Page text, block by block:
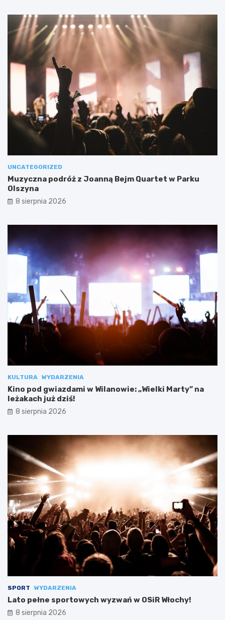
UNCATEGORIZED
Muzyczna podróż z Joanną Bejm Quartet w Parku
Olszyna
8 sierpnia 2026
KULTURA WYDARZENIA
Kino pod gwiazdami w Wilanowie: „Wielki Marty” na
leżakach już dziś!
8 sierpnia 2026
SPORT WYDARZENIA
Lato pełne sportowych wyzwań w OSiR Włochy!
8 sierpnia 2026